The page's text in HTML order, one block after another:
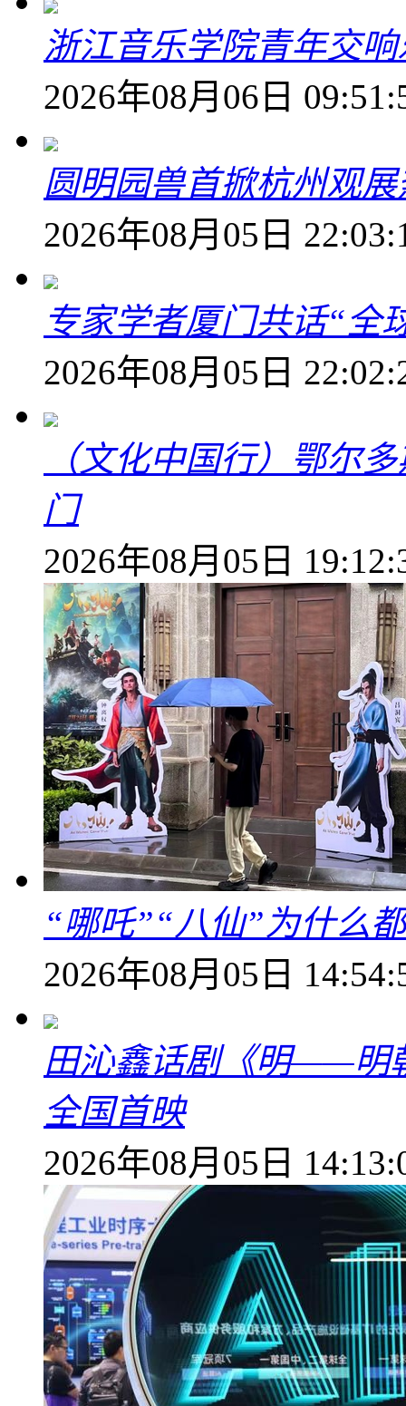
浙江音乐学院青年交
2026年08月06日
圆明园兽首掀杭州观
2026年08月05日
专家学者厦门共话“全
2026年08月05日
（文化中国行）鄂尔
门
2026年08月05日
“哪吒”“八仙”为什么
2026年08月05日
田沁鑫话剧《明——明
全国首映
2026年08月05日